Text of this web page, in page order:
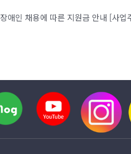
장애인 채용에 따른 지원금 안내 [사업